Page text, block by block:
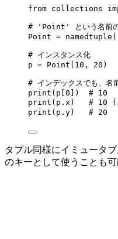
from collections
# 'Point' という名前
Point = namedtuple (
# インスタンス化
p = Point ( 10 , 20 )
# インデックスでも、名
print ( p 0 ]) # 10
print ( p.x ) # 10 (
print ( p.y) # 20
タプル同様にイミュータ
のキーとして使うことも可